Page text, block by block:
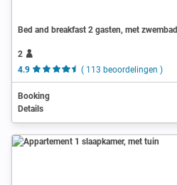
Bed and breakfast 2 gasten, met zwembad
2
4.9
( 113 beoordelingen )
Booking
Details